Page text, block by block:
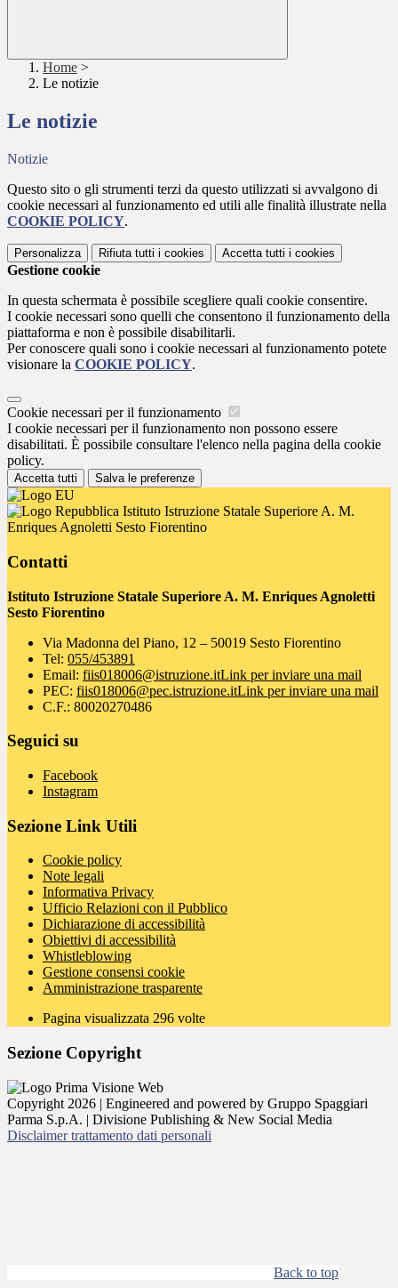
Home >
Le notizie
Le notizie
Notizie
Questo sito o gli strumenti terzi da questo utilizzati si avvalgono di
cookie necessari al funzionamento ed utili alle finalità illustrate nella
COOKIE POLICY.
Personalizza Rifiuta tutti i cookies Accetta tutti i cookies
Gestione cookie
In questa schermata è possibile scegliere quali cookie consentire.
I cookie necessari sono quelli che consentono il funzionamento della
piattaforma e non è possibile disabilitarli.
Per conoscere quali sono i cookie necessari al funzionamento potete
visionare la COOKIE POLICY.
Cookie necessari per il funzionamento
I cookie necessari per il funzionamento non possono essere
disabilitati. È possibile consultare l'elenco nella pagina della cookie
policy.
Accetta tutti Salva le preferenze
Istituto Istruzione Statale Superiore A. M.
Enriques Agnoletti Sesto Fiorentino
Contatti
Istituto Istruzione Statale Superiore A. M. Enriques Agnoletti
Sesto Fiorentino
Via Madonna del Piano, 12 – 50019 Sesto Fiorentino
Tel: 055/453891
Email: fiis018006@istruzione.itLink per inviare una mail
PEC: fiis018006@pec.istruzione.itLink per inviare una mail
C.F.: 80020270486
Seguici su
Facebook
Instagram
Sezione Link Utili
Cookie policy
Note legali
Informativa Privacy
Ufficio Relazioni con il Pubblico
Dichiarazione di accessibilità
Obiettivi di accessibilità
Whistleblowing
Gestione consensi cookie
Amministrazione trasparente
Pagina visualizzata 296 volte
Sezione Copyright
Copyright 2026 | Engineered and powered by Gruppo Spaggiari
Parma S.p.A. | Divisione Publishing & New Social Media
Disclaimer trattamento dati personali
Back to top